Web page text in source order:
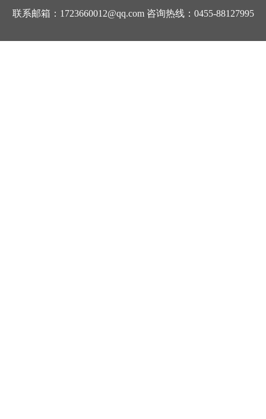
联系邮箱：1723660012@qq.com 咨询热线：0455-88127995